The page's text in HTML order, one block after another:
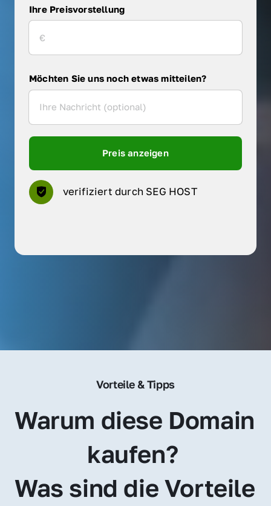
Ihre Preisvorstellung
Möchten Sie uns noch etwas mitteilen?
Preis anzeigen
verifiziert durch SEG HOST
Vorteile & Tipps
Warum diese Domain
kaufen?
Was sind die Vorteile